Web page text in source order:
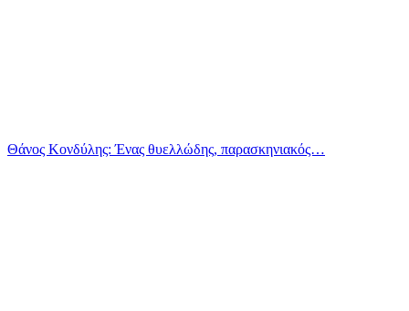
Θάνος Κονδύλης: Ένας θυελλώδης, παρασκηνιακός…